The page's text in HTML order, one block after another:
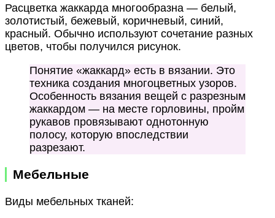
Расцветка жаккарда многообразна — белый,
золотистый, бежевый, коричневый, синий,
красный. Обычно используют сочетание разных
цветов, чтобы получился рисунок.
Понятие «жаккард» есть в вязании. Это
техника создания многоцветных узоров.
Особенность вязания вещей с разрезным
жаккардом — на месте горловины, пройм
рукавов провязывают однотонную
полосу, которую впоследствии
разрезают.
Мебельные
Виды мебельных тканей: